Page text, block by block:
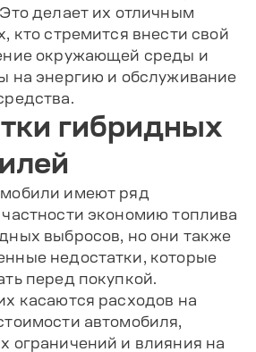
делает их отличным
кто стремится внести свой
окружающей среды и
на энергию и обслуживание
гибридных
имеют ряд
экономию топлива
выбросов, но они также
недостатки, которые
перед покупкой.
касаются расходов на
автомобиля,
ограничений и влияния на